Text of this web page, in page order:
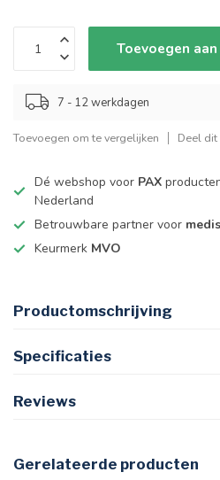
Toevoegen
7 - 12 werkdagen
Toevoegen om te vergelijken Deel
Dé webshop voor PAX
Nederland
Betrouwbare partner voor
Keurmerk MVO
Productomschrijving
Specificaties
Reviews
Gerelateerde producten